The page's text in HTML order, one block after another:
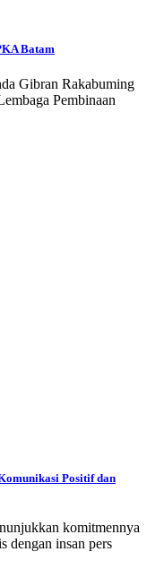
Batam
Gibran Rakabuming
Pembinaan
Positif dan
komitmennya
dengan insan pers